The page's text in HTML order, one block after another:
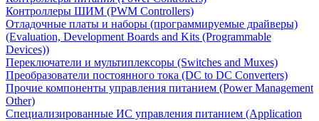
Контроллеры ШИМ (PWM Controllers)
Отладочные платы и наборы (программируемые драйверы)
(Evaluation, Development Boards and Kits (Programmable
Devices))
Переключатели и мультиплексоры (Switches and Muxes)
Преобразователи постоянного тока (DC to DC Converters)
Прочие компоненты управления питанием (Power Management
Other)
Специализированные ИС управления питанием (Application